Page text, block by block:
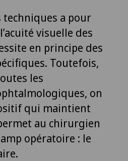
techniques a pour
visuelle des
en principe des
Toutefois,
les
on
qui maintient
au chirurgien
opératoire : le